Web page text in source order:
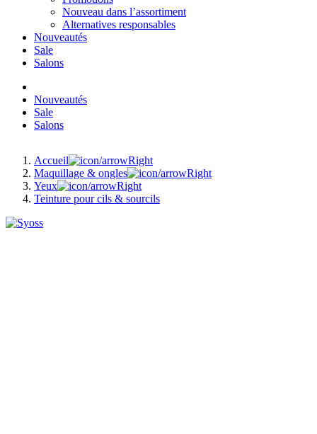
Nouveau dans l’assortiment
Alternatives responsables
Nouveautés
Sale
Salons
Nouveautés
Sale
Salons
Accueil
Maquillage & ongles
Yeux
Teinture pour cils & sourcils